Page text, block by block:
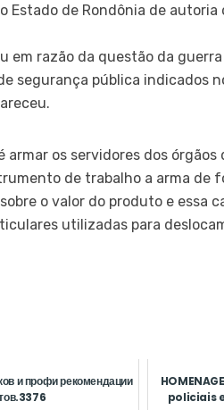
de Rondônia de autoria
razão da questão da guerra
segurança pública indicados
os servidores dos
de trabalho a arma de
o valor do produto e essa
utilizadas para
и профи рекомендации
policiais